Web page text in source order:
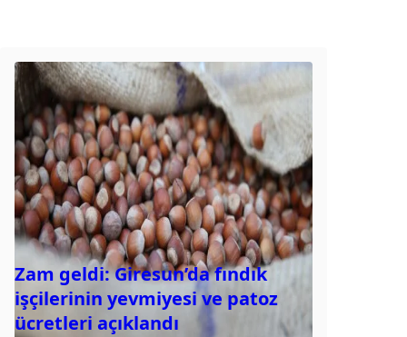
Zam geldi: Giresun’da fındık
işçilerinin yevmiyesi ve patoz
ücretleri açıklandı